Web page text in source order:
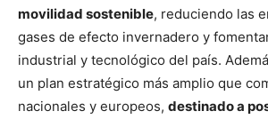
movilidad sostenible, reduciendo las
gases de efecto invernadero y
industrial y tecnológico del país.
un plan estratégico más amplio que
nacionales y europeos, destinado a